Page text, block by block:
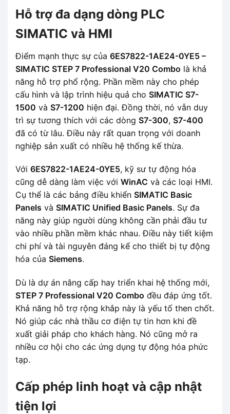
Hỗ trợ đa dạng dòng PLC
SIMATIC và HMI
Điểm mạnh thực sự của 6ES7822-1AE24-0YE5 –
SIMATIC STEP 7 Professional V20 Combo là khả
năng hỗ trợ phổ rộng. Phần mềm này cho phép
cấu hình và lập trình hiệu quả cho SIMATIC S7-
1500 và S7-1200 hiện đại. Đồng thời, nó vẫn duy
trì sự tương thích với các dòng S7-300, S7-400
đã có từ lâu. Điều này rất quan trọng với doanh
nghiệp sản xuất có nhiều hệ thống kế thừa.
Với 6ES7822-1AE24-0YE5, kỹ sư tự động hóa
cũng dễ dàng làm việc với WinAC và các loại HMI.
Cụ thể là các bảng điều khiển SIMATIC Basic
Panels và SIMATIC Unified Basic Panels. Sự đa
năng này giúp người dùng không cần phải đầu tư
vào nhiều phần mềm khác nhau. Điều này tiết kiệm
chi phí và tài nguyên đáng kể cho thiết bị tự động
hóa của Siemens.
Dù là dự án nâng cấp hay triển khai hệ thống mới,
STEP 7 Professional V20 Combo đều đáp ứng tốt.
Khả năng hỗ trợ rộng khắp này là yếu tố then chốt.
Nó giúp các nhà thầu cơ điện tự tin hơn khi đề
xuất giải pháp cho khách hàng. Nó cũng mở ra
nhiều cơ hội cho các ứng dụng tự động hóa phức
tạp.
Cấp phép linh hoạt và cập nhật
tiện lợi